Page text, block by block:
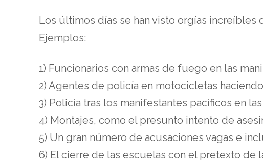
Los últimos días se han visto orgías increíbles
Ejemplos:
1) Funcionarios con armas de fuego en las
2) Agentes de policía en motocicletas
3) Policía tras los manifestantes pacíficos en
4) Montajes, como el presunto intento de
5) Un gran número de acusaciones vagas e
6) El cierre de las escuelas con el pretexto de